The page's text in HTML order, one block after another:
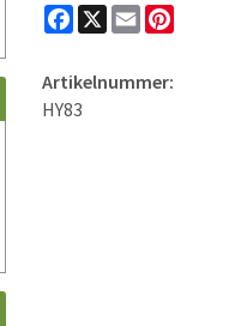
Facebook
X Email
Artikelnummer:
HY83